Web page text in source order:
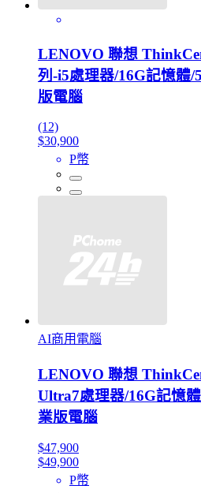
LENOVO 聯想
列-i5處理器/16G記憶體/
版電腦
(12)
$30,900
P幣
AI商用電腦
LENOVO 聯想
Ultra7處理器/16G記憶
業版電腦
$47,900
$49,900
P幣